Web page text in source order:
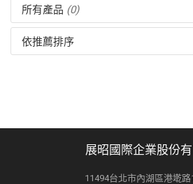
所有產品 (0)
依推薦排序
展昭國際企業股份
11494台北市內湖區港墘